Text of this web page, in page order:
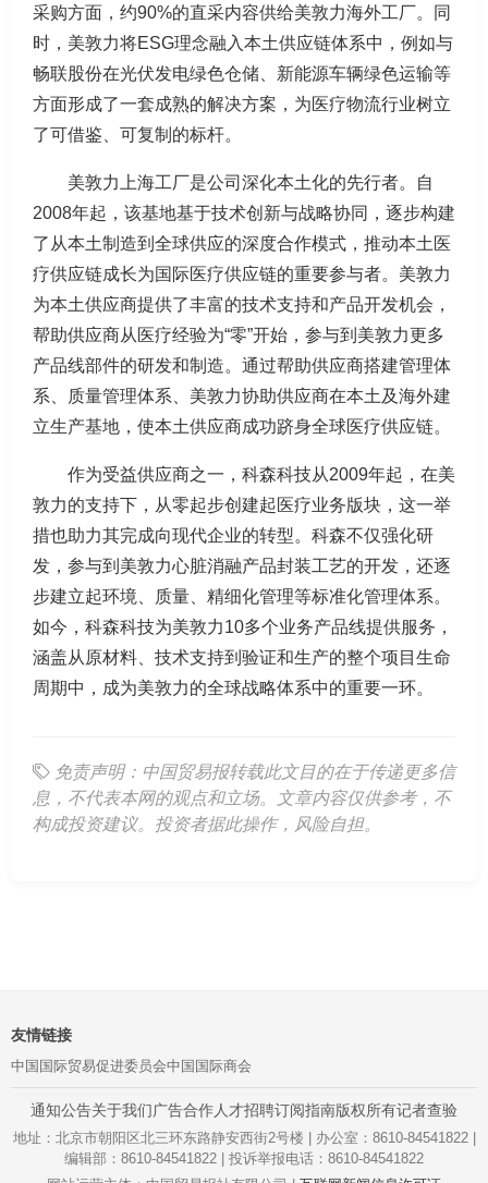
采购方面，约90%的直采内容供给美敦力海外工厂。同
时，美敦力将ESG理念融入本土供应链体系中，例如与
畅联股份在光伏发电绿色仓储、新能源车辆绿色运输等
方面形成了一套成熟的解决方案，为医疗物流行业树立
了可借鉴、可复制的标杆。
美敦力上海工厂是公司深化本土化的先行者。自
2008年起，该基地基于技术创新与战略协同，逐步构建
了从本土制造到全球供应的深度合作模式，推动本土医
疗供应链成长为国际医疗供应链的重要参与者。美敦力
为本土供应商提供了丰富的技术支持和产品开发机会，
帮助供应商从医疗经验为“零”开始，参与到美敦力更多
产品线部件的研发和制造。通过帮助供应商搭建管理体
系、质量管理体系、美敦力协助供应商在本土及海外建
立生产基地，使本土供应商成功跻身全球医疗供应链。
作为受益供应商之一，科森科技从2009年起，在美
敦力的支持下，从零起步创建起医疗业务版块，这一举
措也助力其完成向现代企业的转型。科森不仅强化研
发，参与到美敦力心脏消融产品封装工艺的开发，还逐
步建立起环境、质量、精细化管理等标准化管理体系。
如今，科森科技为美敦力10多个业务产品线提供服务，
涵盖从原材料、技术支持到验证和生产的整个项目生命
周期中，成为美敦力的全球战略体系中的重要一环。
免责声明：中国贸易报转载此文目的在于传递更多信
息，不代表本网的观点和立场。文章内容仅供参考，不
构成投资建议。投资者据此操作，风险自担。
友情链接
中国国际贸易促进委员会中国国际商会
通知公告关于我们广告合作人才招聘订阅指南版权所有记者查验
地址：北京市朝阳区北三环东路静安西街2号楼 | 办公室：8610-84541822 |
编辑部：8610-84541822 | 投诉举报电话：8610-84541822